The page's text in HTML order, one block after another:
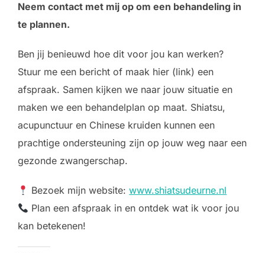
Neem contact met mij op om een behandeling in
te plannen.
Ben jij benieuwd hoe dit voor jou kan werken?
Stuur me een bericht of maak hier (link) een
afspraak. Samen kijken we naar jouw situatie en
maken we een behandelplan op maat. Shiatsu,
acupunctuur en Chinese kruiden kunnen een
prachtige ondersteuning zijn op jouw weg naar een
gezonde zwangerschap.
Bezoek mijn website:www.shiatsudeurne.nl
Plan een afspraak in en ontdek wat ik voor jou
kan betekenen!